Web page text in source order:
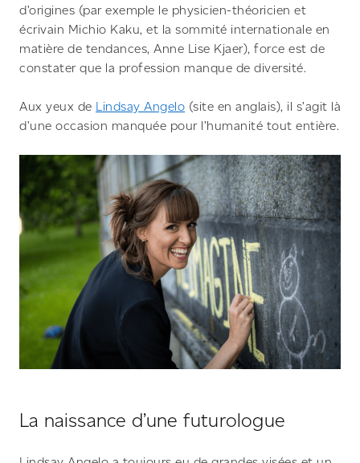
d’origines (par exemple le physicien-théoricien et
écrivain Michio Kaku, et la sommité internationale en
matière de tendances, Anne Lise Kjaer), force est de
constater que la profession manque de diversité.
Aux yeux de Lindsay Angelo (site en anglais), il s’agit là
d’une occasion manquée pour l’humanité tout entière.
La naissance d’une futurologue